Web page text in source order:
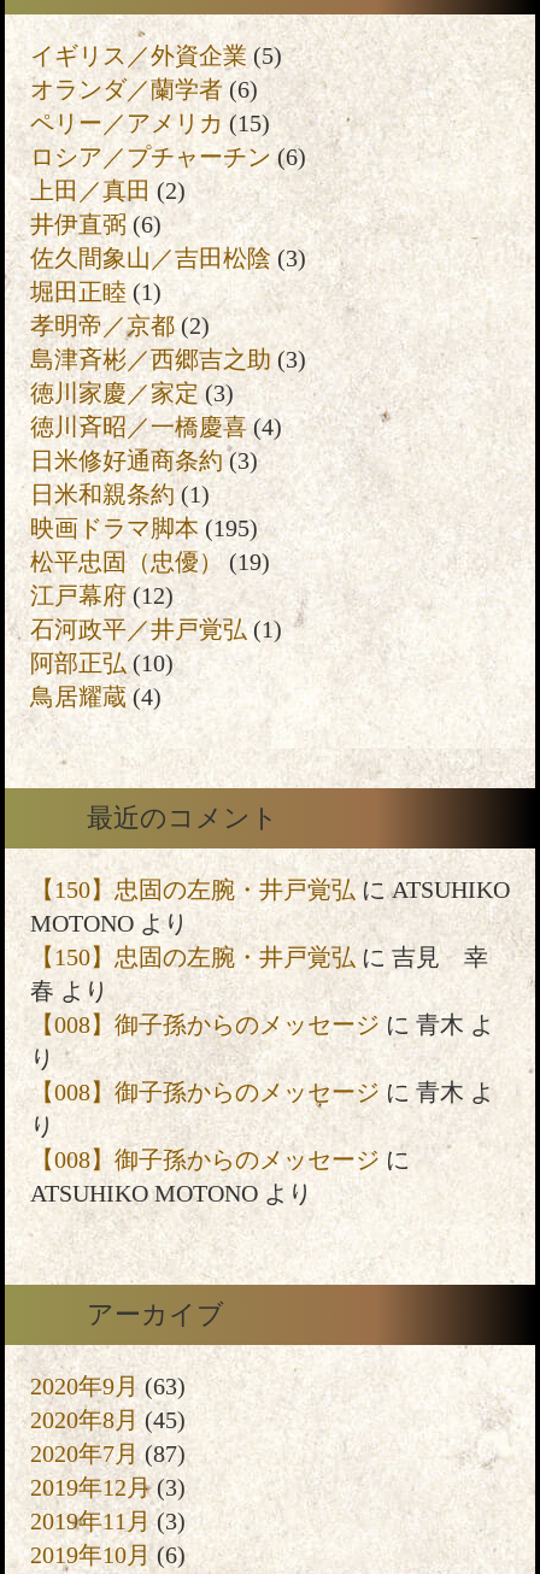
イギリス／外資企業 (5)
オランダ／蘭学者(6)
ペリー／アメリカ (15)
ロシア／プチャーチン(6)
上田／真田 (2)
井伊直弼 (6)
佐久間象山／吉田松陰 (3)
堀田正睦 (1)
孝明帝／京都(2)
島津斉彬／西郷吉之助(3)
徳川家慶／家定 (3)
徳川斉昭／一橋慶喜(4)
日米修好通商条約(3)
日米和親条約(1)
映画ドラマ脚本(195)
松平忠固（忠優） (19)
江戸幕府(12)
石河政平／井戸覚弘(1)
阿部正弘(10)
鳥居耀蔵(4)
最近のコメント
【150】忠固の左腕・井戸覚弘にATSUHIKO
MOTONOより
【150】忠固の左腕・井戸覚弘 に吉見 幸
春より
【008】御子孫からのメッセージ に 青木 よ
り
【008】御子孫からのメッセージ に 青木 よ
り
【008】御子孫からのメッセージ に
ATSUHIKO MOTONOより
アーカイブ
2020年9月 (63)
2020年8月 (45)
2020年7月(87)
2019年12月(3)
2019年11月(3)
2019年10月(6)